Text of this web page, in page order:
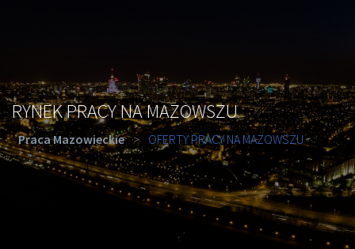
RYNEK PRACY NA MAZOWSZU
Praca Mazowieckie > OFERTY PRACY NA MAZOWSZU